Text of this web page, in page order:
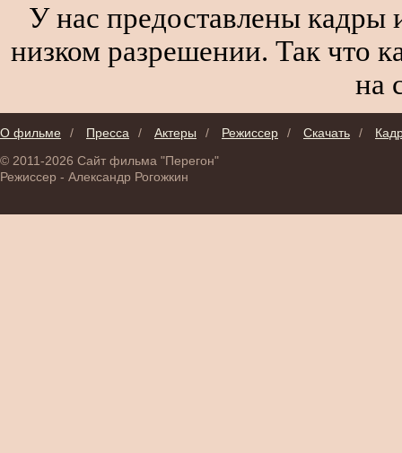
У нас предоставлены кадры
низком разрешении. Так что
на
О фильме / Пресса / Актеры / Режиссер / Скачать /
© 2011-2026 Сайт фильма "Перегон"
Режиссер - Александр Рогожкин